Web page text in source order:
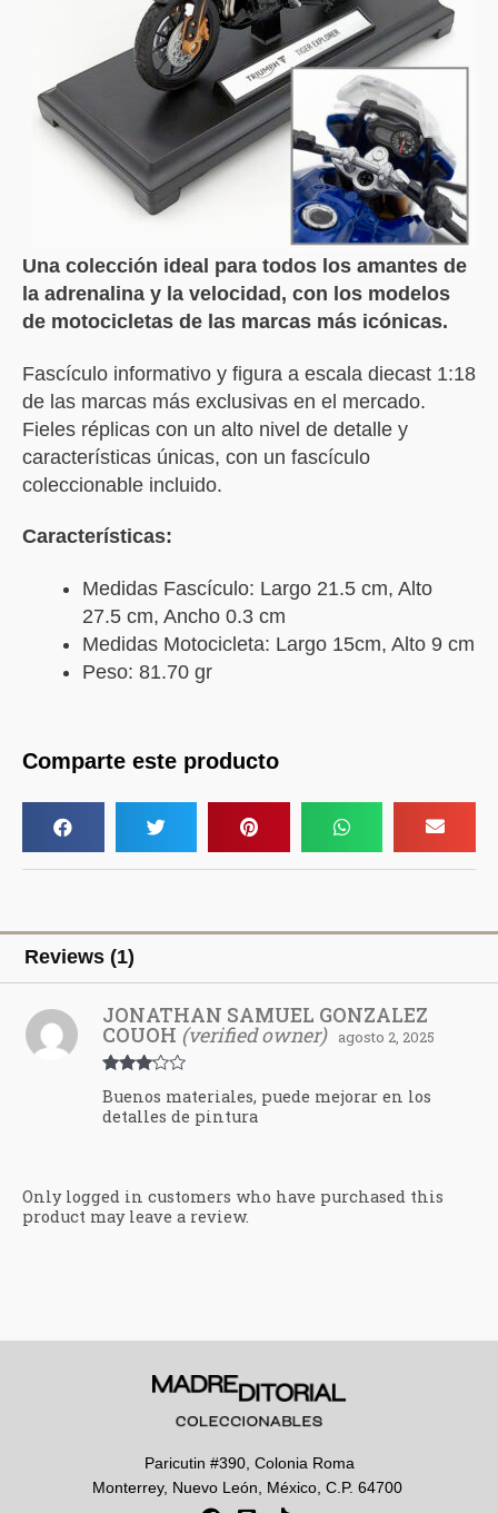
Una colección ideal para todos los amantes de
la adrenalina y la velocidad, con los modelos
de motocicletas de las marcas más icónicas.
Fascículo informativo y figura a escala diecast 1:18
de las marcas más exclusivas en el mercado.
Fieles réplicas con un alto nivel de detalle y
características únicas, con un fascículo
coleccionable incluido.
Características:
Medidas Fascículo: Largo 21.5 cm, Alto
27.5 cm, Ancho 0.3 cm
Medidas Motocicleta: Largo 15cm, Alto 9 cm
Peso: 81.70 gr
Comparte este producto
Reviews (1)
3out
of 5
JONATHAN SAMUEL GONZALEZ
COUOH (verified owner) agosto 2, 2025
Buenos materiales, puede mejorar en los
detalles de pintura
Only logged in customers who have purchased this
product may leave a review.
Paricutin #390, Colonia Roma
Monterrey, Nuevo León, México, C.P. 64700